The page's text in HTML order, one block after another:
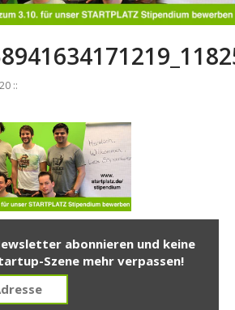
::
abonnieren und keine
Szene mehr verpassen!